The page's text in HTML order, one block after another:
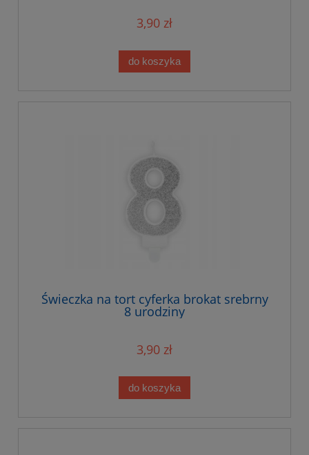
3,90 zł
do koszyka
Świeczka na tort cyferka brokat srebrny
8 urodziny
3,90 zł
do koszyka